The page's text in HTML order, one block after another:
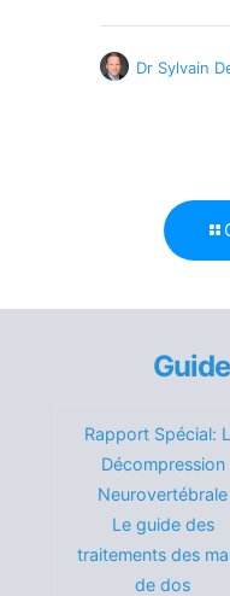
Dr Sylvain
Rapport Spécial:
Décompression
Neurovertébrale
Le guide des
traitements des
de dos